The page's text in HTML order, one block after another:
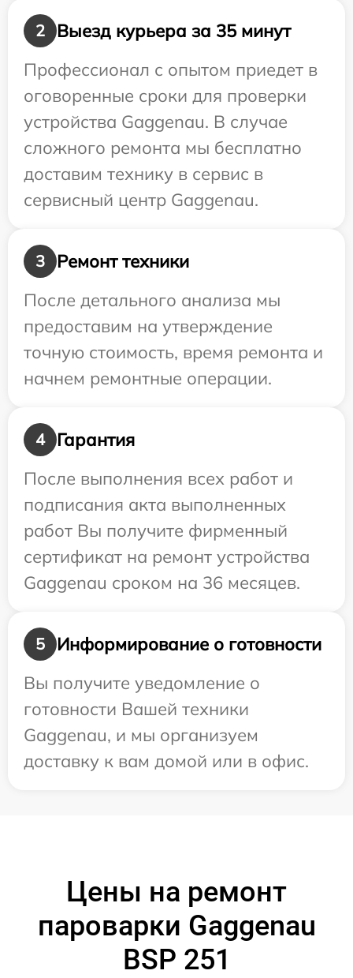
2
Выезд курьера за 35 минут
Профессионал с опытом приедет в
оговоренные сроки для проверки
устройства Gaggenau. В случае
сложного ремонта мы бесплатно
доставим технику в сервис в
сервисный центр Gaggenau.
3
Ремонт техники
После детального анализа мы
предоставим на утверждение
точную стоимость, время ремонта и
начнем ремонтные операции.
4
Гарантия
После выполнения всех работ и
подписания акта выполненных
работ Вы получите фирменный
сертификат на ремонт устройства
Gaggenau сроком на 36 месяцев.
5
Информирование о готовности
Вы получите уведомление о
готовности Вашей техники
Gaggenau, и мы организуем
доставку к вам домой или в офис.
Цены на ремонт
пароварки Gaggenau
BSP 251